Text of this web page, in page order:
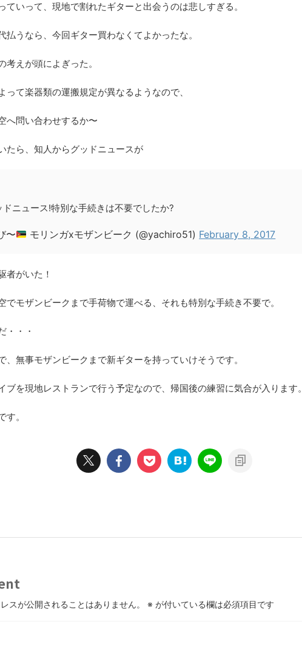
ていって、現地で割れたギターと出会うのは悲しすぎる。
払うなら、今回ギター買わなくてよかったな。
考えが頭によぎった。
って楽器類の運搬規定が異なるようなので、
へ問い合わせするか〜
たら、知人からグッドニュースが
ドニュース!特別な手続きは不要でしたか?
〜 モリンガxモザンビーク (@yachiro51) February 8, 2017
者がいた！
でモザンビークまで手荷物で運べる、それも特別な手続き不要で。
・・・
、無事モザンビークまで新ギターを持っていけそうです。
ブを現地レストランで行う予定なので、帰国後の練習に気合が入ります。
す。
スが公開されることはありません。 ※ が付いている欄は必須項目です